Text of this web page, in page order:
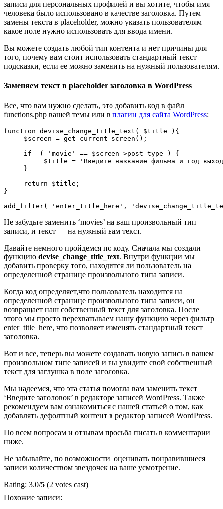
записи для персональных профилей и вы хотите, чтобы имя
человека было использовано в качестве заголовка. Путем
замены текста в placeholder, можно указать пользователям
какое поле нужно использовать для ввода имени.
Вы можете создать любой тип контента и нет причины для
того, почему вам стоит использовать стандартный текст
подсказки, если ее можно заменить на нужный пользователям.
Заменяем текст в placeholder заголовка в WordPress
Все, что вам нужно сделать, это добавить код в файл
functions.php вашей темы или в плагин для сайта WordPress:
function devise_change_title_text( $title ){
     $screen = get_current_screen();
     if  ( 'movie' == $screen->post_type ) {
$title = 'Введите название фильма и год
     }
     return $title;
}
Не забудьте заменить ‘movies’ на ваш произвольный тип
записи, и текст — на нужный вам текст.
Давайте немного пройдемся по коду. Сначала мы создали
функцию devise_change_title_text. Внутри функции мы
добавить проверку того, находится ли пользователь на
определенной странице произвольного типа записи.
Когда код определяет,что пользователь находится на
определенной странице произвольного типа записи, он
возвращает наш собственный текст для заголовка. После
этого мы просто перехватываем нашу функцию через фильтр
enter_title_here, что позволяет изменять стандартный текст
заголовка.
Вот и все, теперь вы можете создавать новую запись в вашем
произвольном типе записей и вы увидите свой собственный
текст для заглушка в поле заголовка.
Мы надеемся, что эта статья помогла вам заменить текст
‘Введите заголовок’ в редакторе записей WordPress. Также
рекомендуем вам ознакомиться с нашей статьей о том, как
добавлять дефолтный контент в редактор записей WordPress.
По всем вопросам и отзывам просьба писать в комментарии
ниже.
Не забывайте, по возможности, оценивать понравившиеся
записи количеством звездочек на ваше усмотрение.
Rating: 3.0/5 (2 votes cast)
Похожие записи: